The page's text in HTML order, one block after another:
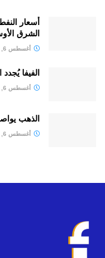
أسعار
الشرق
أغسطس 6, 2026
الفيفا يُجدد
أغسطس 6, 2026
الذهب
أغسطس 6, 2026